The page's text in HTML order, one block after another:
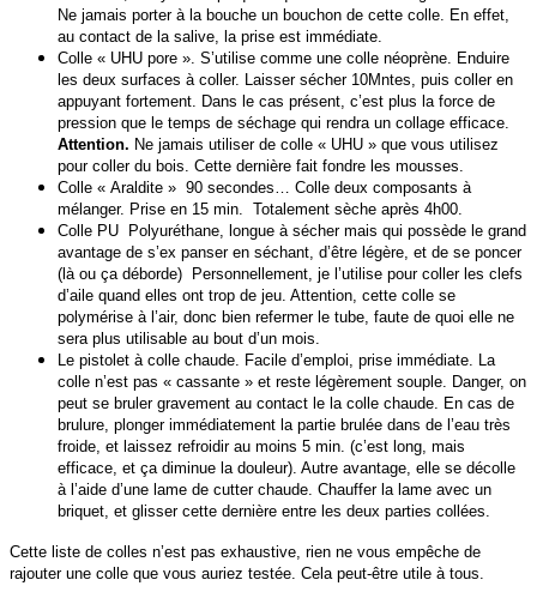
Ne jamais porter à la bouche un bouchon de cette colle. En effet,
au contact de la salive, la prise est immédiate.
Colle « UHU pore ». S’utilise comme une colle néoprène. Enduire
les deux surfaces à coller. Laisser sécher 10Mntes, puis coller en
appuyant fortement. Dans le cas présent, c’est plus la force de
pression que le temps de séchage qui rendra un collage efficace.
Attention. Ne jamais utiliser de colle « UHU » que vous utilisez
pour coller du bois. Cette dernière fait fondre les mousses.
Colle « Araldite » 90 secondes… Colle deux composants à
mélanger. Prise en 15 min. Totalement sèche après 4h00.
Colle PU Polyuréthane, longue à sécher mais qui possède le grand
avantage de s’ex panser en séchant, d’être légère, et de se poncer
(là ou ça déborde) Personnellement, je l’utilise pour coller les clefs
d’aile quand elles ont trop de jeu. Attention, cette colle se
polymérise à l’air, donc bien refermer le tube, faute de quoi elle ne
sera plus utilisable au bout d’un mois.
Le pistolet à colle chaude. Facile d’emploi, prise immédiate. La
colle n’est pas « cassante » et reste légèrement souple. Danger, on
peut se bruler gravement au contact le la colle chaude. En cas de
brulure, plonger immédiatement la partie brulée dans de l’eau très
froide, et laissez refroidir au moins 5 min. (c’est long, mais
efficace, et ça diminue la douleur). Autre avantage, elle se décolle
à l’aide d’une lame de cutter chaude. Chauffer la lame avec un
briquet, et glisser cette dernière entre les deux parties collées.
Cette liste de colles n’est pas exhaustive, rien ne vous empêche de
rajouter une colle que vous auriez testée. Cela peut-être utile à tous.